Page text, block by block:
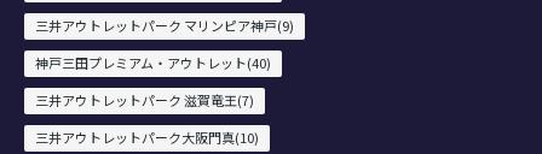
三井アウトレットパーク マリンピア神戸(9)
神戸三田プレミアム・アウトレット(40)
三井アウトレットパーク 滋賀竜王(7)
三井アウトレットパーク大阪門真(10)